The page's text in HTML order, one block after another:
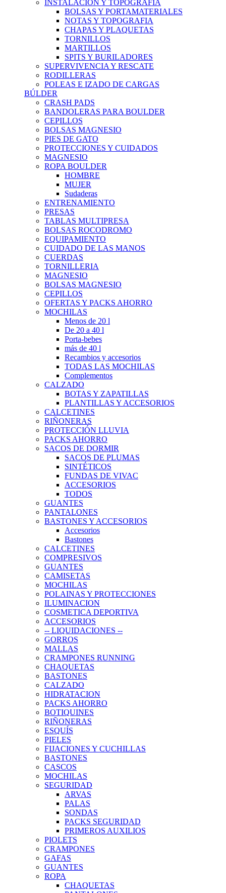
INSTALACIÓN Y TOPOGRAFIA
BOLSAS Y PORTAMATERIALES
NOTAS Y TOPOGRAFIA
CHAPAS Y PLAQUETAS
TORNILLOS
MARTILLOS
SPITS Y BURILADORES
SUPERVIVENCIA Y RESCATE
RODILLERAS
POLEAS E IZADO DE CARGAS
BÚLDER
CRASH PADS
BANDOLERAS PARA BOULDER
CEPILLOS
BOLSAS MAGNESIO
PIES DE GATO
PROTECCIONES Y CUIDADOS
MAGNESIO
ROPA BOULDER
HOMBRE
MUJER
Sudaderas
ENTRENAMIENTO
PRESAS
TABLAS MULTIPRESA
BOLSAS ROCODROMO
EQUIPAMIENTO
CUIDADO DE LAS MANOS
CUERDAS
TORNILLERIA
MAGNESIO
BOLSAS MAGNESIO
CEPILLOS
OFERTAS Y PACKS AHORRO
MOCHILAS
Menos de 20 l
De 20 a 40 l
Porta-bebes
más de 40 l
Recambios y accesorios
TODAS LAS MOCHILAS
Complementos
CALZADO
BOTAS Y ZAPATILLAS
PLANTILLAS Y ACCESORIOS
CALCETINES
RIÑONERAS
PROTECCIÓN LLUVIA
PACKS AHORRO
SACOS DE DORMIR
SACOS DE PLUMAS
SINTÉTICOS
FUNDAS DE VIVAC
ACCESORIOS
TODOS
GUANTES
PANTALONES
BASTONES Y ACCESORIOS
Accesorios
Bastones
CALCETINES
COMPRESIVOS
GUANTES
CAMISETAS
MOCHILAS
POLAINAS Y PROTECCIONES
ILUMINACION
COSMETICA DEPORTIVA
ACCESORIOS
-- LIQUIDACIONES --
GORROS
MALLAS
CRAMPONES RUNNING
CHAQUETAS
BASTONES
CALZADO
HIDRATACION
PACKS AHORRO
BOTIQUINES
RIÑONERAS
ESQUÍS
PIELES
FIJACIONES Y CUCHILLAS
BASTONES
CASCOS
MOCHILAS
SEGURIDAD
ARVAS
PALAS
SONDAS
PACKS SEGURIDAD
PRIMEROS AUXILIOS
PIOLETS
CRAMPONES
GAFAS
GUANTES
ROPA
CHAQUETAS